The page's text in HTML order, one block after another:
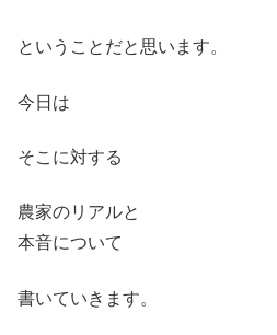
ということだと思います。
今日は
そこに対する
農家のリアルと
本音について
書いていきます。